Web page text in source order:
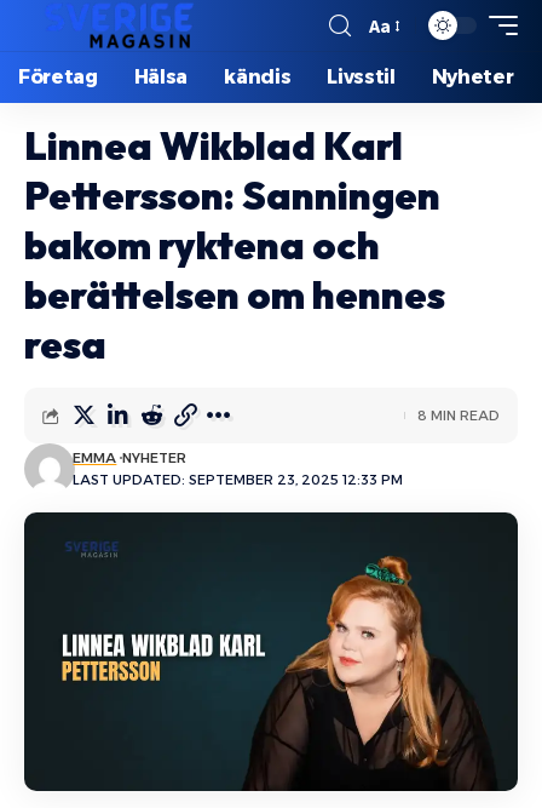
Aa
Företag Hälsa kändis Livsstil Nyheter
Linnea Wikblad Karl
Pettersson: Sanningen
bakom ryktena och
berättelsen om hennes
resa
LAST UPDATED: SEPTEMBER 23, 2025 12:33 PM
EMMA NYHETER
8 MIN READ